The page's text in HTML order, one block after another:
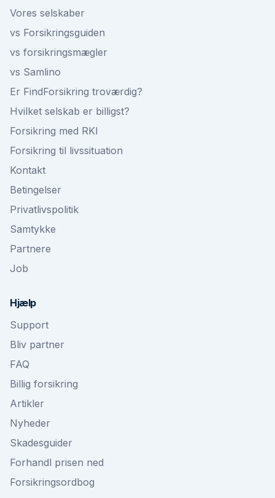
Vores selskaber
vs Forsikringsguiden
vs forsikringsmægler
vs Samlino
Er FindForsikring troværdig?
Hvilket selskab er billigst?
Forsikring med RKI
Forsikring til livssituation
Kontakt
Betingelser
Privatlivspolitik
Samtykke
Partnere
Job
Hjælp
Support
Bliv partner
FAQ
Billig forsikring
Artikler
Nyheder
Skadesguider
Forhandl prisen ned
Forsikringsordbog